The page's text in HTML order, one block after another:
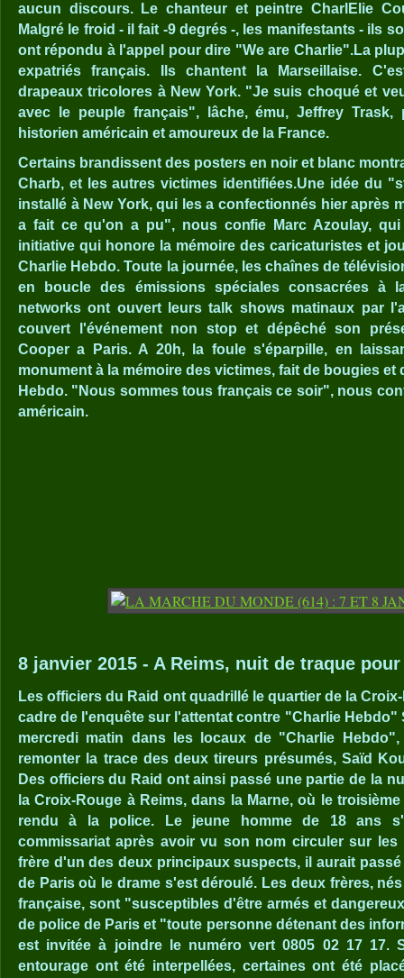
aucun discours. Le chanteur et peintre CharlElie
Malgré le froid - il fait -9 degrés -, les manifestants - ils
ont répondu à l'appel pour dire "We are Charlie".La
expatriés français. Ils chantent la Marseillaise.
drapeaux tricolores à New York. "Je suis choqué et
avec le peuple français", lâche, ému, Jeffrey Trask,
historien américain et amoureux de la France.
Certains brandissent des posters en noir et blanc
Charb, et les autres victimes identifiées.Une idée du
installé à New York, qui les a confectionnés hier après
a fait ce qu'on a pu", nous confie Marc Azoulay,
initiative qui honore la mémoire des caricaturistes et
Charlie Hebdo. Toute la journée, les chaînes de
en boucle des émissions spéciales consacrées à
networks ont ouvert leurs talk shows matinaux par
couvert l'événement non stop et dépêché son
Cooper a Paris. A 20h, la foule s'éparpille, en
monument à la mémoire des victimes, fait de bougies et
Hebdo. "Nous sommes tous français ce soir", nous
américain.
8 janvier 2015 - A Reims, nuit de traque
Les officiers du Raid ont quadrillé le quartier de la
cadre de l'enquête sur l'attentat contre "Charlie Hebdo"
mercredi matin dans les locaux de "Charlie
remonter la trace des deux tireurs présumés, Saïd
Des officiers du Raid ont ainsi passé une partie de la
la Croix-Rouge à Reims, dans la Marne, où le
rendu à la police. Le jeune homme de 18 ans
commissariat après avoir vu son nom circuler sur les
frère d'un des deux principaux suspects, il aurait passé
de Paris où le drame s'est déroulé. Les deux frères,
française, sont "susceptibles d'être armés et
de police de Paris et "toute personne détenant des
est invitée à joindre le numéro vert 0805 02 17 17.
entourage ont été interpellées, certaines ont été